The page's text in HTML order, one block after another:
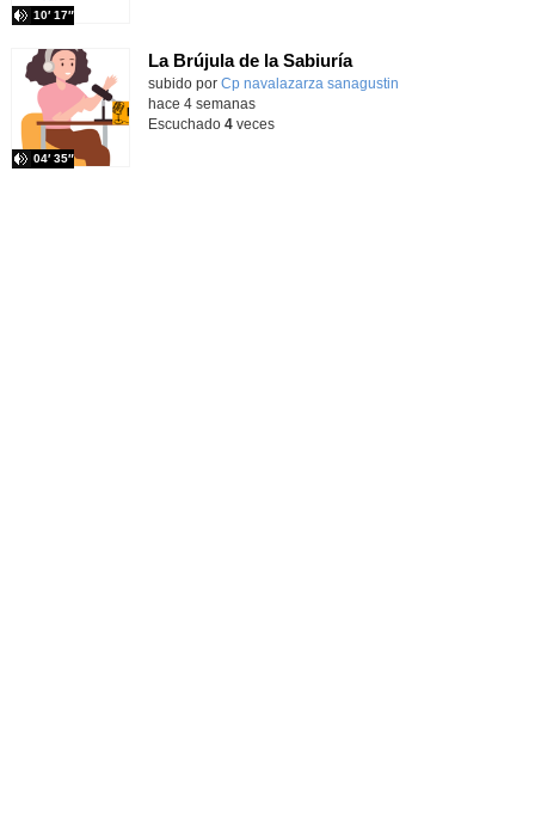
10′ 17″
La Brújula de la Sabiuría
Contenido educativo.
subido por Cp navalazarza sanagustin
04′ 35″
hace 4 semanas
Escuchado 4veces